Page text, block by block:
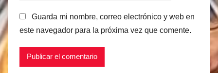
Guarda mi nombre, correo electrónico y web en
este navegador para la próxima vez que comente.